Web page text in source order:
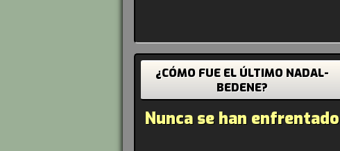
¿CÓMO FUE EL ÚLTIMO NADAL-
BEDENE?
Nunca se han enfrentado